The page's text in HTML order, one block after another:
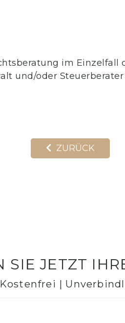
im Einzelfall
und/oder Steuerberater
ZURÜCK
SIE JETZT
Kostenfrei |